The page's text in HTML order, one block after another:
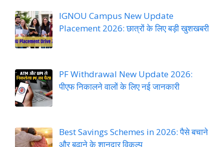
IGNOU Campus New Update
Placement 2026: छात्रों के लिए बड़ी खुशखबरी
PF Withdrawal New Update 2026:
पीएफ निकालने वालों के लिए नई जानकारी
Best Savings Schemes in 2026: पैसे बचाने
और बढ़ाने के शानदार विकल्प